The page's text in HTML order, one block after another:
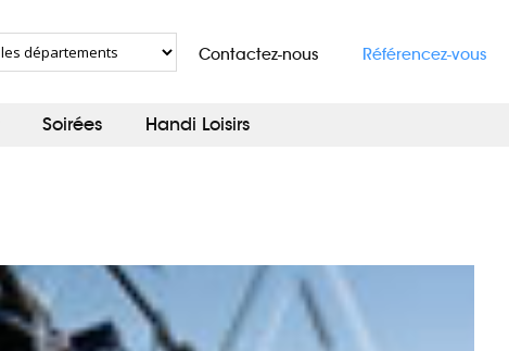
Contactez-nous Référencez-vous
Soirées Handi Loisirs